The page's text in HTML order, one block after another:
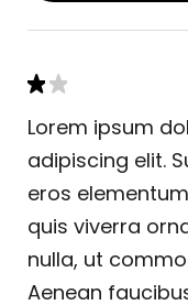
Lorem ipsum
adipiscing elit.
eros
quis viverra
nulla, ut
Aenean